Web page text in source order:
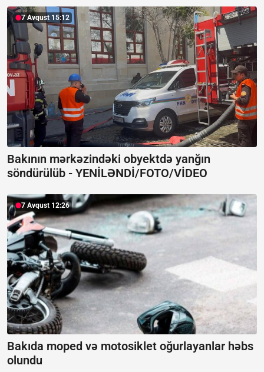
7 Avqust 15:12
Bakının mərkəzindəki obyektdə yanğın
söndürülüb - YENİLƏNDİ/FOTO/VİDEO
7 Avqust 12:26
Bakıda moped və motosiklet oğurlayanlar həbs
olundu